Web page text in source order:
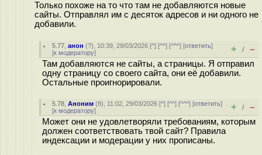
Только похоже на то что там не добавляются новые
сайты. Отправлял им с десяток адресов и ни одного не
добавили.
5.77 ,анон (?), 10:39, 29/03/2026 [^] [^^] [^^^] [ответить]
[к модератору] + / –
Там добавляются не сайты, а страницы. Я отправил
одну страницу со своего сайта, они её добавили.
Остальные проигнорировали.
5.78 ,Аноним (8), 11:02, 29/03/2026 [^] [^^] [^^^] [ответить]
[к модератору] + / –
Может они не удовлетворяли требованиям, которым
должен соответствовать твой сайт? Правила
индексации и модерации у них прописаны.